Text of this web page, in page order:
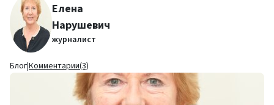
Елена
Нарушевич
журналист
Блог|Комментарии(3)